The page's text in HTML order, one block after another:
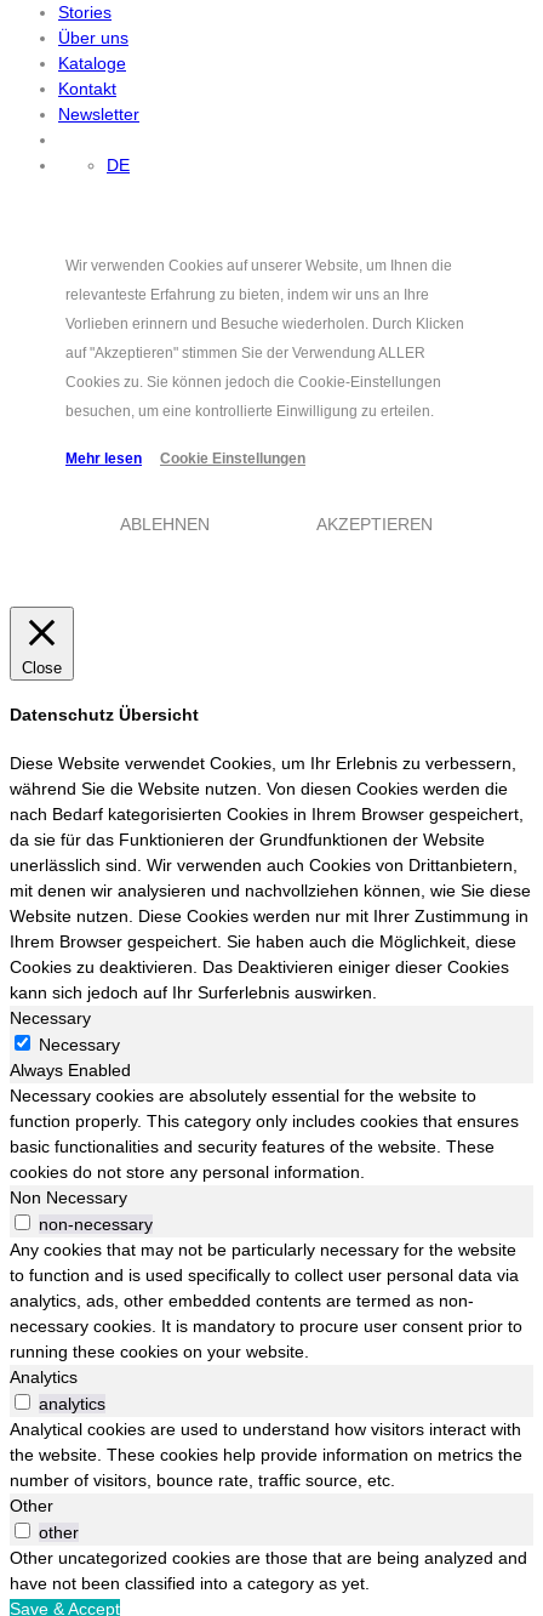
Stories
Über uns
Kataloge
Kontakt
Newsletter
DE
Wir verwenden Cookies auf unserer Website, um Ihnen die
relevanteste Erfahrung zu bieten, indem wir uns an Ihre
Vorlieben erinnern und Besuche wiederholen. Durch Klicken
auf "Akzeptieren" stimmen Sie der Verwendung ALLER
Cookies zu. Sie können jedoch die Cookie-Einstellungen
besuchen, um eine kontrollierte Einwilligung zu erteilen.
Mehr lesen Cookie Einstellungen
ABLEHNEN AKZEPTIEREN
Close
Datenschutz Übersicht
Diese Website verwendet Cookies, um Ihr Erlebnis zu verbessern,
während Sie die Website nutzen. Von diesen Cookies werden die
nach Bedarf kategorisierten Cookies in Ihrem Browser gespeichert,
da sie für das Funktionieren der Grundfunktionen der Website
unerlässlich sind. Wir verwenden auch Cookies von Drittanbietern,
mit denen wir analysieren und nachvollziehen können, wie Sie diese
Website nutzen. Diese Cookies werden nur mit Ihrer Zustimmung in
Ihrem Browser gespeichert. Sie haben auch die Möglichkeit, diese
Cookies zu deaktivieren. Das Deaktivieren einiger dieser Cookies
kann sich jedoch auf Ihr Surferlebnis auswirken.
Necessary
Necessary
Always Enabled
Necessary cookies are absolutely essential for the website to
function properly. This category only includes cookies that ensures
basic functionalities and security features of the website. These
cookies do not store any personal information.
Non Necessary
non-necessary
Any cookies that may not be particularly necessary for the website
to function and is used specifically to collect user personal data via
analytics, ads, other embedded contents are termed as non-
necessary cookies. It is mandatory to procure user consent prior to
running these cookies on your website.
Analytics
analytics
Analytical cookies are used to understand how visitors interact with
the website. These cookies help provide information on metrics the
number of visitors, bounce rate, traffic source, etc.
Other
other
Other uncategorized cookies are those that are being analyzed and
have not been classified into a category as yet.
Save & Accept